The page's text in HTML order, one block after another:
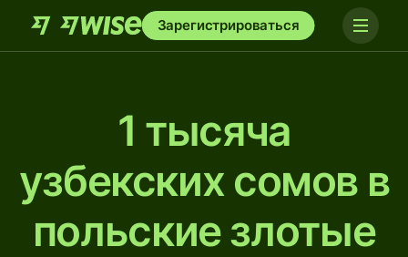
Зарегистрироваться
1 тысяча
узбекских сомов в
польские злотые